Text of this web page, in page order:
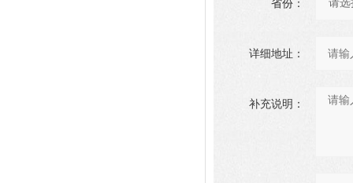
省份：
详细地址：
补充说明：